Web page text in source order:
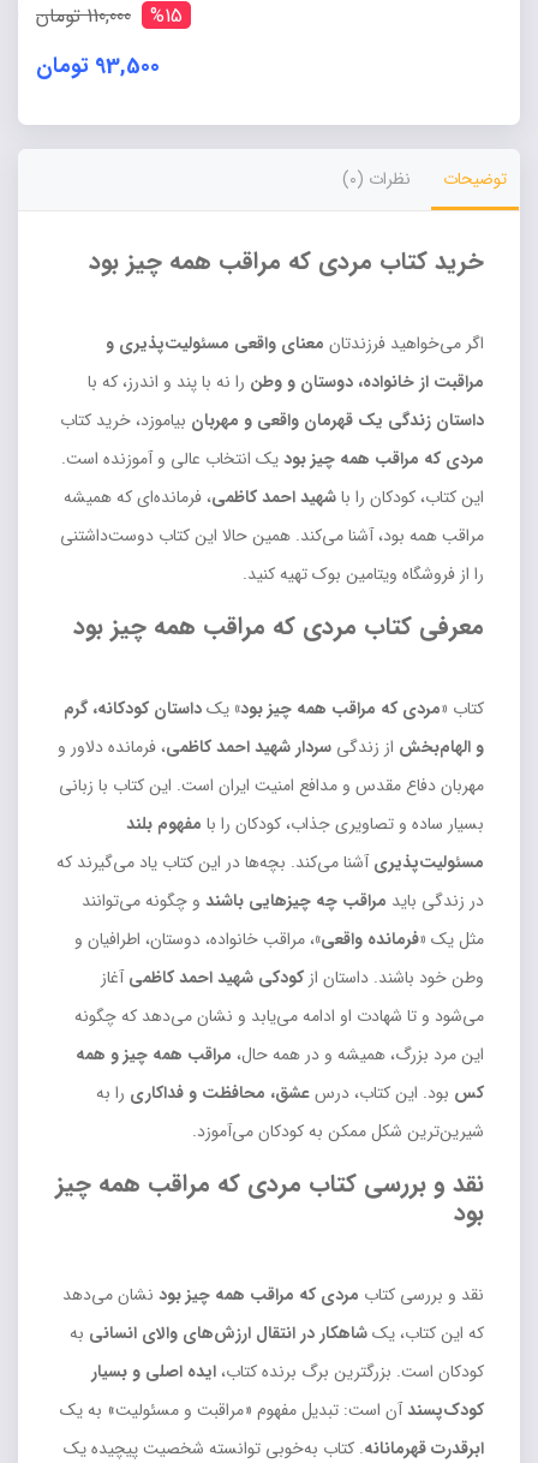
%15 110,000 تومان
93,500 تومان
Alternative:
توضیحات نظرات (0)
خرید کتاب مردی که مراقب همه چیز بود
اگر می‌خواهید فرزندتان معنای واقعی مسئولیت‌پذیری و
مراقبت از خانواده، دوستان و وطن را نه با پند و اندرز، که با
داستان زندگی یک قهرمان واقعی و مهربان بیاموزد، خرید کتاب
مردی که مراقب همه چیز بودیک انتخاب عالی و آموزنده است.
این کتاب، کودکان را باشهید احمد کاظمی، فرمانده‌ای که همیشه
مراقب همه بود، آشنا می‌کند. همین حالا این کتاب دوست‌داشتنی
را از فروشگاه ویتامین بوک تهیه کنید.
معرفی کتاب مردی که مراقب همه چیز بود
کتاب «مردی که مراقب همه چیز بود» یکداستان کودکانه، گرم
و الهام‌بخش از زندگی سردار شهید احمد کاظمی، فرمانده دلاور و
مهربان دفاع مقدس و مدافع امنیت ایران است. این کتاب با زبانی
بسیار ساده و تصاویری جذاب، کودکان را با مفهوم بلند
مسئولیت‌پذیریآشنا می‌کند. بچه‌ها در این کتاب یاد می‌گیرند که
در زندگی باید مراقب چه چیزهایی باشند و چگونه می‌توانند
مثل یک «فرمانده واقعی»، مراقب خانواده، دوستان، اطرافیان و
وطن خود باشند. داستان ازکودکی شهید احمد کاظمیآغاز
می‌شود و تا شهادت او ادامه می‌یابد و نشان می‌دهد که چگونه
این مرد بزرگ، همیشه و در همه حال، مراقب همه چیز و همه
کس بود. این کتاب، درسعشق، محافظت و فداکاری را به
شیرین‌ترین شکل ممکن به کودکان می‌آموزد.
نقد و بررسی کتاب مردی که مراقب همه چیز
بود
نقد و بررسی کتاب مردی که مراقب همه چیز بود نشان می‌دهد
که این کتاب، یکشاهکار در انتقال ارزش‌های والای انسانی به
کودکان است. بزرگترین برگ برنده کتاب، ایده اصلی و بسیار
کودک‌پسندآن است: تبدیل مفهوم «مراقبت و مسئولیت» به یک
ابرقدرت قهرمانانه. کتاب به‌خوبی توانسته شخصیت پیچیده یک